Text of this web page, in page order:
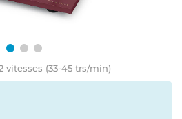
vitesses (33-45 trs/min)